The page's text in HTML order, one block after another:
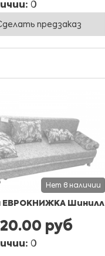
0
предзаказ
Нет в наличии
ЕВРОКНИЖКА Шинилл
руб
0